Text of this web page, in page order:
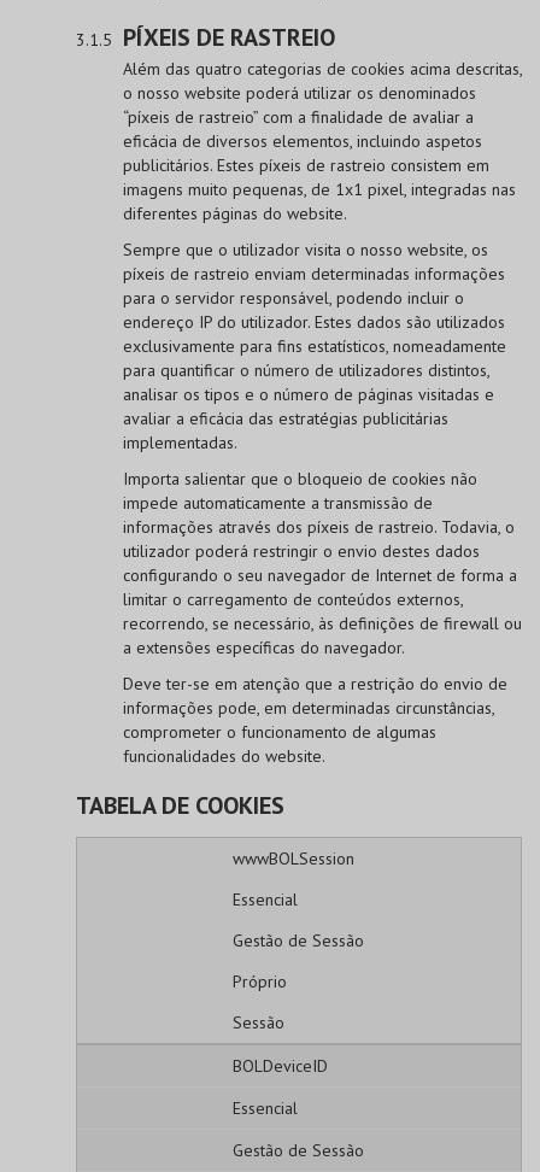
PÍXEIS DE RASTREIO
Além das quatro categorias de cookies acima descritas,
o nosso website poderá utilizar os denominados
“píxeis de rastreio” com a finalidade de avaliar a
eficácia de diversos elementos, incluindo aspetos
publicitários. Estes píxeis de rastreio consistem em
imagens muito pequenas, de 1x1 pixel, integradas nas
diferentes páginas do website.
Sempre que o utilizador visita o nosso website, os
píxeis de rastreio enviam determinadas informações
para o servidor responsável, podendo incluir o
endereço IP do utilizador. Estes dados são utilizados
exclusivamente para fins estatísticos, nomeadamente
para quantificar o número de utilizadores distintos,
analisar os tipos e o número de páginas visitadas e
avaliar a eficácia das estratégias publicitárias
implementadas.
Importa salientar que o bloqueio de cookies não
impede automaticamente a transmissão de
informações através dos píxeis de rastreio. Todavia, o
utilizador poderá restringir o envio destes dados
configurando o seu navegador de Internet de forma a
limitar o carregamento de conteúdos externos,
recorrendo, se necessário, às definições de firewall ou
a extensões específicas do navegador.
Deve ter-se em atenção que a restrição do envio de
informações pode, em determinadas circunstâncias,
comprometer o funcionamento de algumas
funcionalidades do website.
TABELA DE COOKIES
wwwBOLSession
Essencial
Gestão de Sessão
Próprio
Sessão
BOLDeviceID
Essencial
Gestão de Sessão